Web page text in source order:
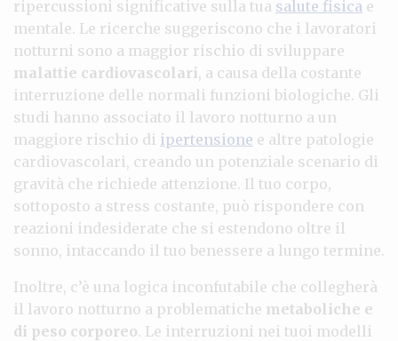
ripercussioni significative sulla tua salute fisica e
mentale. Le ricerche suggeriscono che i lavoratori
notturni sono a maggior rischio di sviluppare
malattie cardiovascolari, a causa della costante
interruzione delle normali funzioni biologiche. Gli
studi hanno associato il lavoro notturno a un
maggiore rischio di ipertensione e altre patologie
cardiovascolari, creando un potenziale scenario di
gravità che richiede attenzione. Il tuo corpo,
sottoposto a stress costante, può rispondere con
reazioni indesiderate che si estendono oltre il
sonno, intaccando il tuo benessere a lungo termine.
Inoltre, c’è una logica inconfutabile che collegherà
il lavoro notturno a problematiche metaboliche e
di peso corporeo. Le interruzioni nei tuoi modelli